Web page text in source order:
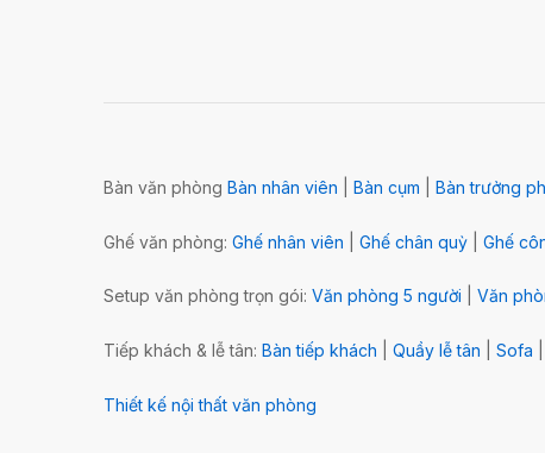
Bàn văn phòng Bàn nhân viên Bàn cụm Bàn trưởng
Ghế văn phòng: Ghế nhân viên Ghế chân quỳ Ghế
Setup văn phòng trọn gói: Văn phòng 5 người Văn
Tiếp khách & lễ tân: Bàn tiếp khách Quầy lễ tân Sofa
Thiết kế nội thất văn phòng